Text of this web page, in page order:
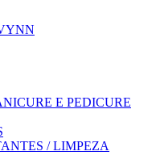
E PEDICURE
/ LIMPEZA